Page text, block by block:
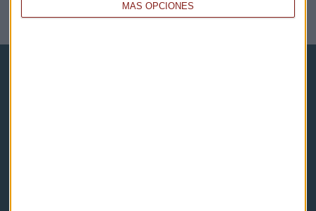
MÁS OPCIONES
NOTICIAS RELACIONADAS